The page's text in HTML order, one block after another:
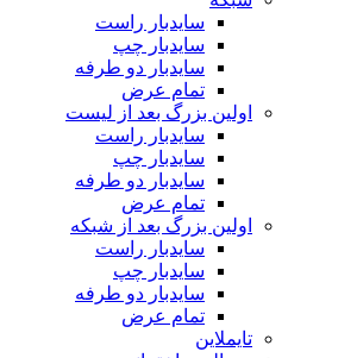
سایدبار راست
سایدبار چپ
سایدبار دو طرفه
تمام عرض
اولین بزرگ بعد از لیست
سایدبار راست
سایدبار چپ
سایدبار دو طرفه
تمام عرض
اولین بزرگ بعد از شبکه
سایدبار راست
سایدبار چپ
سایدبار دو طرفه
تمام عرض
تایملاین